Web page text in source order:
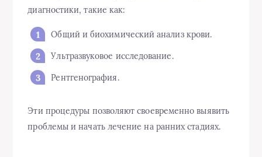
диагностики, такие как:
Общий и биохимический анализ крови.
Ультразвуковое исследование.
Рентгенография.
Эти процедуры позволяют своевременно выявить
проблемы и начать лечение на ранних стадиях.